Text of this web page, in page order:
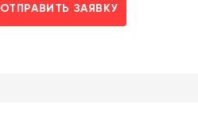
ОТПРАВИТЬ ЗАЯВКУ